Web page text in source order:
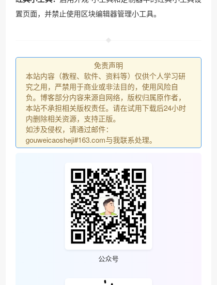
置页面，并禁止使用区块编辑器管理小工具。
免责声明
本站内容（教程、软件、资料等）仅供个人学习研
究之用，严禁用于商业或非法目的，使用风险自
负。博客部分内容来源自网络，版权归属原作者，
本站不承担相关版权责任。请在试用下载后24小时
内删除相关资源，支持正版。
如涉及侵权，请通过邮件：
gouweicaosheji#163.com与我联系处理。
公众号